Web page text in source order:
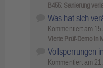
B455: Sanierung
Was hat sich
Kommentiert am
Vierte Prüf-Demo in
Vollsperrungen
Kommentiert am